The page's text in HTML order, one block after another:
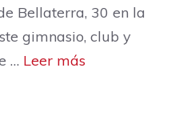
Bellaterra, 30 en la
gimnasio, club y
… Leer más